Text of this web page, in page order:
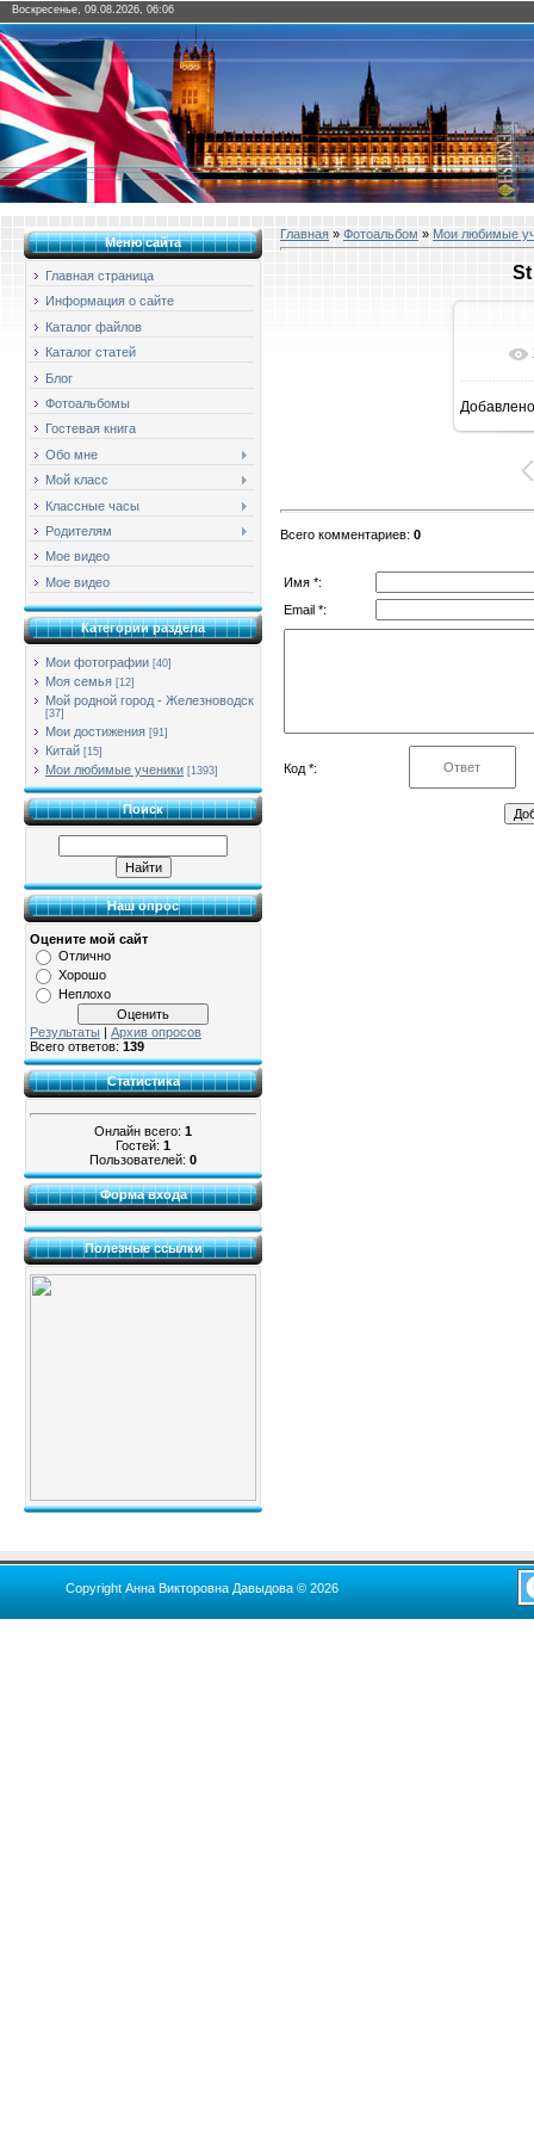
Воскресенье, 09.08.2026, 06:06
Меню сайта
Главная страница
Информация о сайте
Каталог файлов
Каталог статей
Блог
Фотоальбомы
Гостевая книга
Обо мне
Мой класс
Классные часы
Родителям
Мое видео
Мое видео
Категории раздела
Мои фотографии [40]
Моя семья [12]
Мой родной город - Железноводск
[37]
Мои достижения [91]
Китай [15]
Мои любимые ученики [1393]
Поиск
Наш опрос
Оцените мой сайт
Отлично
Хорошо
Неплохо
Результаты | Архив опросов
Всего ответов: 139
Статистика
Онлайн всего: 1
Гостей: 1
Пользователей: 0
Форма входа
Полезные ссылки
Главная » Фотоальбом » Мои любимые
Добавлено
Всего комментариев: 0
Имя *:
Email *:
Код *:
Copyright Анна Викторовна Давыдова © 2026